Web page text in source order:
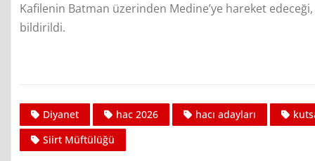
Kafilenin Batman üzerinden Medine’ye hareket
bildirildi.
Diyanet hac 2026 hacı adayları
Siirt Müftülüğü